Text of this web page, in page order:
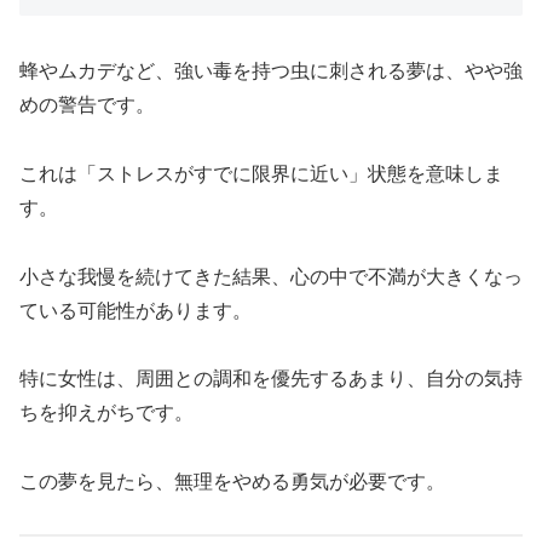
蜂やムカデなど、強い毒を持つ虫に刺される夢は、やや強
めの警告です。
これは「ストレスがすでに限界に近い」状態を意味しま
す。
小さな我慢を続けてきた結果、心の中で不満が大きくなっ
ている可能性があります。
特に女性は、周囲との調和を優先するあまり、自分の気持
ちを抑えがちです。
この夢を見たら、無理をやめる勇気が必要です。